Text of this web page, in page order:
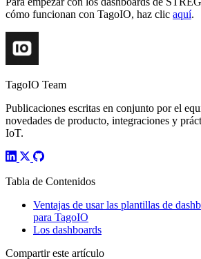
cómo funcionan con TagoIO, haz clic aquí.
TagoIO Team
Publicaciones escritas en conjunto por el
novedades de producto, integraciones y
IoT.
Tabla de Contenidos
Ventajas de usar las plantillas de
para TagoIO
Los dashboards
Compartir este artículo